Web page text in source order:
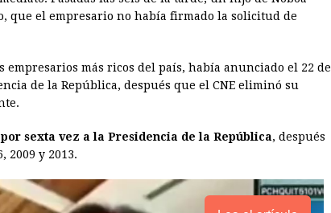
n
que el empresario no había firmado la solicitud de
empresarios más ricos del país, había anunciado el 22 de
de la República, después que el CNE eliminó su
sexta vez a la Presidencia de la República, después
2009 y 2013.